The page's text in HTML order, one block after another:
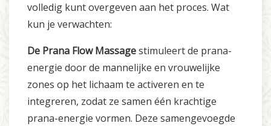
volledig kunt overgeven aan het proces. Wat
kun je verwachten:
De Prana Flow Massagestimuleert de prana-
energie door de mannelijke en vrouwelijke
zones op het lichaam te activeren en te
integreren, zodat ze samen één krachtige
prana-energie vormen. Deze samengevoegde